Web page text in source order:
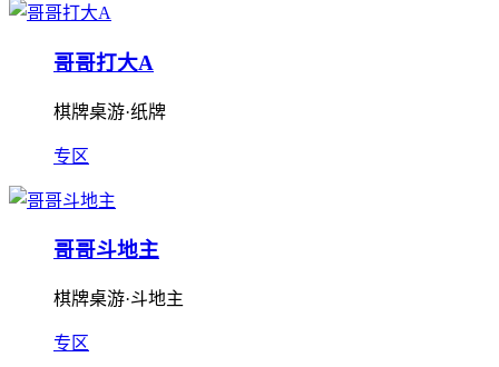
哥哥打大A
棋牌桌游·纸牌
专区
哥哥斗地主
棋牌桌游·斗地主
专区